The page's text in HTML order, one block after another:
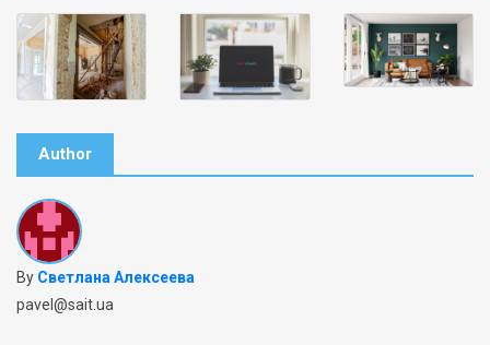
Author
By Светлана Алексеева
pavel@sait.ua